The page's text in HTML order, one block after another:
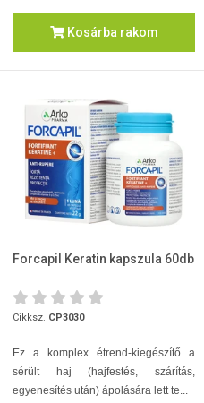
Kosárba rakom
Forcapil Keratin kapszula 60db
Cikksz. CP3030
Ez a komplex étrend-kiegészítő a
sérült haj (hajfestés, szárítás,
egyenesítés után) ápolására lett te...